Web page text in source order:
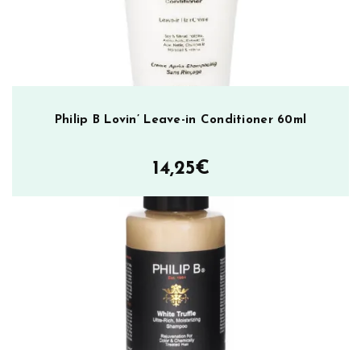
Philip B Lovin’ Leave-in Conditioner 60ml
14,25€